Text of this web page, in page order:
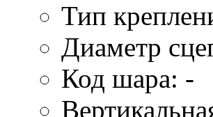
Тип
Диаметр
Код шара: -